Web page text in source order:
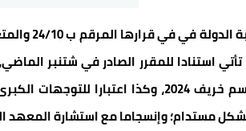
استنادا للمقرر الصادر في شتنبر
الوطني لموسم خريف 2024، وكذا
مستدام؛ وإنسجاما مع استشارة المعهد